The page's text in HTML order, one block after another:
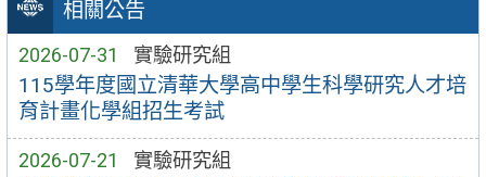
相關公告
2026-07-31 實驗研究組
115學年度國立清華大學高中學生科學研究人才培
育計畫化學組招生考試
2026-07-21 實驗研究組